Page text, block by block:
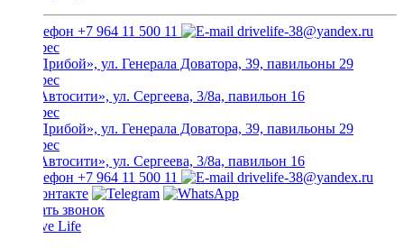
+7 964 11 500 11 drivelife-38@yandex.ru
ТЦ «Прибой», ул. Генерала Доватора, 39, павильоны 29
ТЦ «Автосити», ул. Сергеева, 3/8а, павильон 16
ТЦ «Прибой», ул. Генерала Доватора, 39, павильоны 29
ТЦ «Автосити», ул. Сергеева, 3/8а, павильон 16
+7 964 11 500 11
drivelife-38@yandex.ru
Заказать звонок